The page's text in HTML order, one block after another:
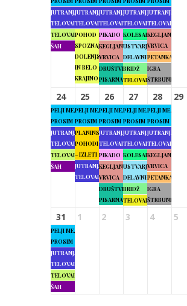
JUTRANJA
TELOVADBA
TELOVADBA
ŠAH
JUTRANJA
TELOVADBA
POHOD
SPOZNAJMO
DOLENJSKO
IN BELO
KRAJINO
JUTRANJA
TELOVADBA
PIKADO
KEGLJANJE
VRVICA
DRUŠTVENA
PISARNA
JUTRANJA
TELOVADBA
KOLESARJENJE
USTVARJALNE
DELAVNICE
BRIDŽ
TELOVADBA
JUTRANJA
TELOVADBA
KEGLJANJE
VRVICA
PETANKA
IGRA
ŠTRBUNK
24
PELJI ME,
PROSIM
JUTRANJA
TELOVADBA
TELOVADBA
ŠAH
25
PELJI ME,
PROSIM
PLANINSKI
POHODI
– IZLETI
JUTRANJA
TELOVADBA
26
PELJI ME,
PROSIM
JUTRANJA
TELOVADBA
PIKADO
KEGLJANJE
VRVICA
DRUŠTVENA
PISARNA
27
PELJI ME,
PROSIM
JUTRANJA
TELOVADBA
KOLESARJENJE
USTVARJALNE
DELAVNICE
BRIDŽ
TELOVADBA
28
PELJI ME,
PROSIM
JUTRANJA
TELOVADBA
KEGLJANJE
VRVICA
PETANKA
IGRA
ŠTRBUNK
29
31
PELJI ME,
PROSIM
JUTRANJA
TELOVADBA
TELOVADBA
ŠAH
1 2 3 4 5